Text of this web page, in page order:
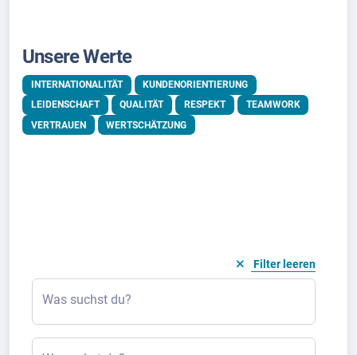
Unsere Werte
INTERNATIONALITÄT
KUNDENORIENTIERUNG
LEIDENSCHAFT
QUALITÄT RESPEKT
TEAMWORK
VERTRAUEN
WERTSCHÄTZUNG
Filter leeren
Was suchst du?